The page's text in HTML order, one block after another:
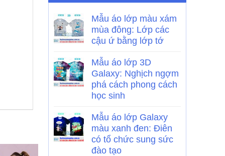
Mẫu áo lớp màu xám
mùa đông: Lớp các
cậu ứ bằng lớp tớ
Mẫu áo lớp 3D
Galaxy: Nghịch ngợm
phá cách phong cách
học sinh
Mẫu áo lớp Galaxy
màu xanh đen: Điên
có tổ chức sung sức
đào tạo